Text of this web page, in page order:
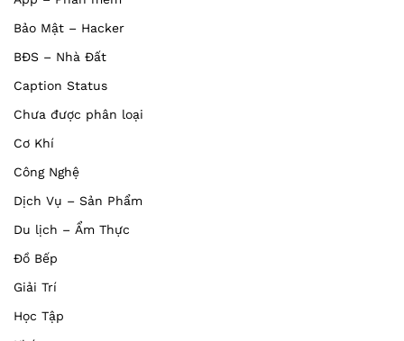
Bảo Mật – Hacker
BĐS – Nhà Đất
Caption Status
Chưa được phân loại
Cơ Khí
Công Nghệ
Dịch Vụ – Sản Phẩm
Du lịch – Ẩm Thực
Đồ Bếp
Giải Trí
Học Tập